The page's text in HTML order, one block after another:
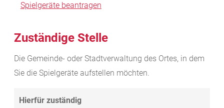
Spielgeräte beantragen
Zuständige Stelle
Die Gemeinde- oder Stadtverwaltung des Ortes, in dem
Sie die Spielgeräte aufstellen möchten.